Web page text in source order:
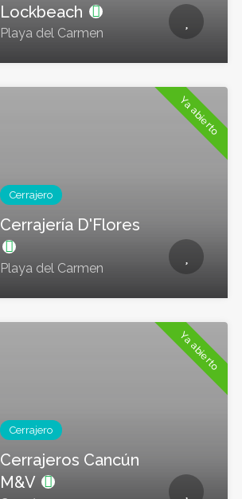
Lockbeach
Playa del Carmen
Ya abierto
Cerrajero
Cerrajería D'Flores
Playa del Carmen
Ya abierto
Cerrajero
Cerrajeros Cancún
M&V